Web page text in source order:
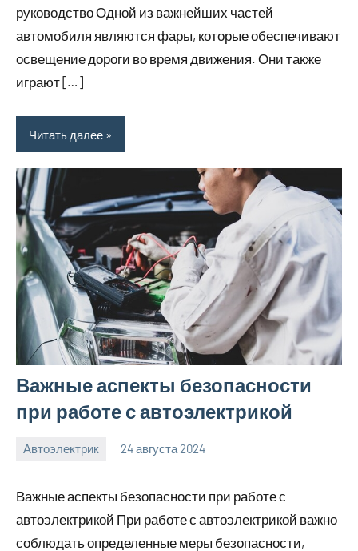
руководство Одной из важнейших частей
автомобиля являются фары, которые обеспечивают
освещение дороги во время движения. Они также
играют […]
Читать далее
Важные аспекты безопасности
при работе с автоэлектрикой
Автоэлектрик 24 августа 2024
Важные аспекты безопасности при работе с
автоэлектрикой При работе с автоэлектрикой важно
соблюдать определенные меры безопасности,